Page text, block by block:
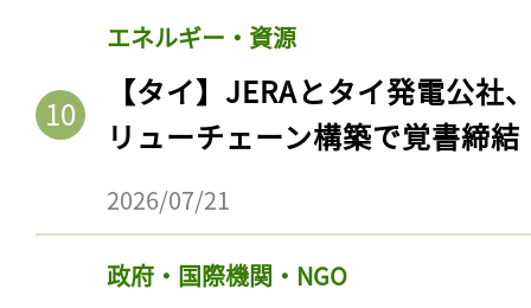
エネルギー・資源
【タイ】JERAとタイ発電公社
リューチェーン構築で覚書締結
2026/07/21
政府・国際機関・NGO